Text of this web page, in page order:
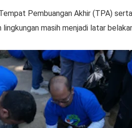
Pembuangan Akhir (TPA)
masih menjadi latar